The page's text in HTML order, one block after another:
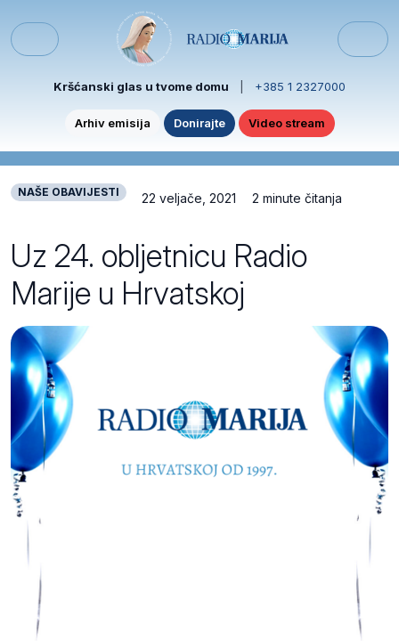
Menu
Kršćanski glas u tvome domu +385 1 2327000
Arhiv emisija Donirajte Video stream
NAŠE OBAVIJESTI 22 veljače, 2021 2 minute čitanja
Uz 24. obljetnicu Radio
Marije u Hrvatskoj